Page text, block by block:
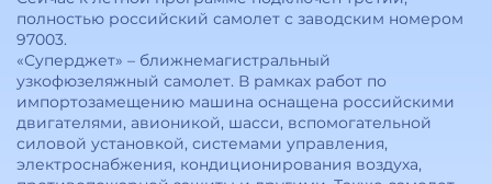
полностью российский самолет с заводским номером
97003.
«Суперджет» – ближнемагистральный
узкофюзеляжный самолет. В рамках работ по
импортозамещению машина оснащена российскими
двигателями, авионикой, шасси, вспомогательной
силовой установкой, системами управления,
электроснабжения, кондиционирования воздуха,